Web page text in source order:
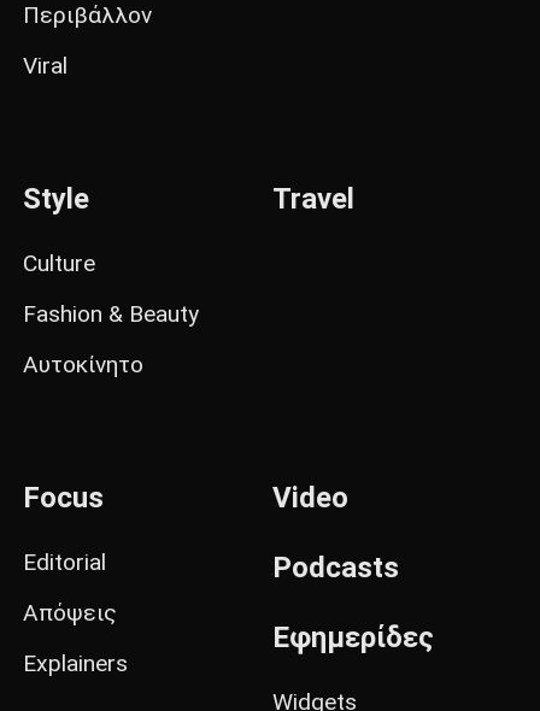
Περιβάλλον
Viral
Style
Culture
Fashion & Beauty
Αυτοκίνητο
Travel
Focus
Editorial
Απόψεις
Explainers
Video
Podcasts
Εφημερίδες
Widgets